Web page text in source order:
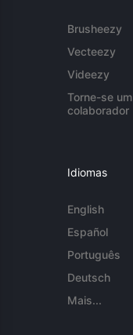
Brusheezy
Vecteezy
Videezy
Torne-se um
colaborador
Idiomas
English
Español
Português
Deutsch
Mais...